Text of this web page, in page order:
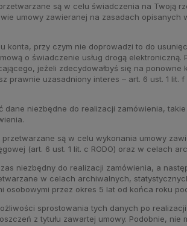
są w celu świadczenia na Twoją
umowy zawieranej na zasadach
konta, przy czym nie doprowadzi to do
o świadczenie usług drogą
jeżeli zdecydowałbyś się na
jest nasz prawnie uzasadniony
dane niezbędne do realizacji zamówienia,
są w celu wykonania umowy
(art. 6 ust. 1 lit. c RODO) oraz w celach
niezbędny do realizacji zamówienia, a
w celach archiwalnych,
przez okres 5 lat od końca roku
sprostowania tych danych po
z tytułu zawartej umowy. Podobnie,